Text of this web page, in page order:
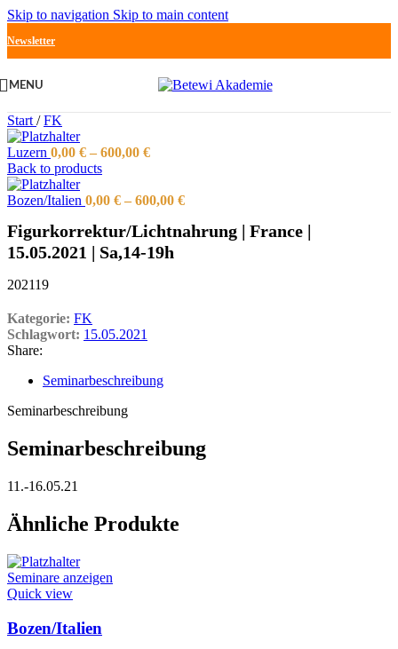
Skip to navigation Skip to main content
Newsletter
MENU
Start / FK
Luzern 0,00 € – 600,00 €
Back to products
Bozen/Italien 0,00 € – 600,00 €
Figurkorrektur/Lichtnahrung | France |
15.05.2021 | Sa,14-19h
202119
Kategorie: FK
Schlagwort: 15.05.2021
Share:
Seminarbeschreibung
Seminarbeschreibung
Seminarbeschreibung
11.-16.05.21
Ähnliche Produkte
Seminare anzeigen
Quick view
Bozen/Italien